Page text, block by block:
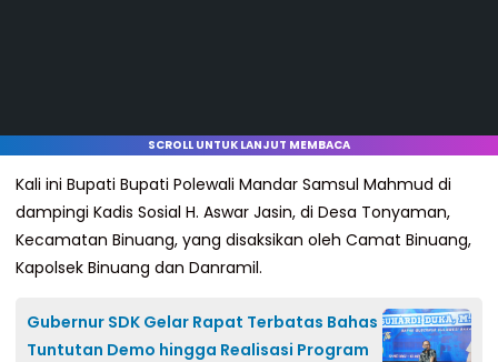
SCROLL UNTUK LANJUT MEMBACA
Kali ini Bupati Bupati Polewali Mandar Samsul Mahmud di
dampingi Kadis Sosial H. Aswar Jasin, di Desa Tonyaman,
Kecamatan Binuang, yang disaksikan oleh Camat Binuang,
Kapolsek Binuang dan Danramil.
Gubernur SDK Gelar Rapat Terbatas Bahas
Tuntutan Demo hingga Realisasi Program